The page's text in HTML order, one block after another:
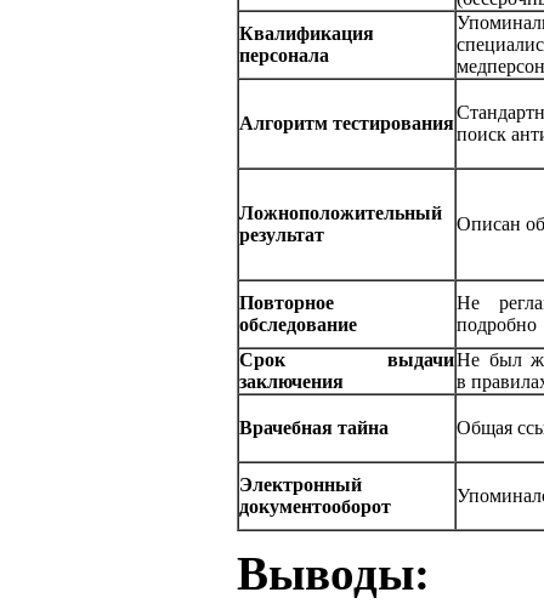
Квалификация
персонала
Алгоритм тестирования
поиск
Ложноположительный
результат
Описан
Повторное
обследование
Не
подробно
Срок выдачи
заключения
Не был
в
Врачебная тайна Общая
Электронный
документооборот
Выводы: